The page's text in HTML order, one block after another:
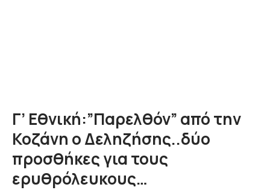
Γ’ Εθνική:”Παρελθόν” από την
Κοζάνη ο Δεληζήσης..δύο
προσθήκες για τους
ερυθρόλευκους…